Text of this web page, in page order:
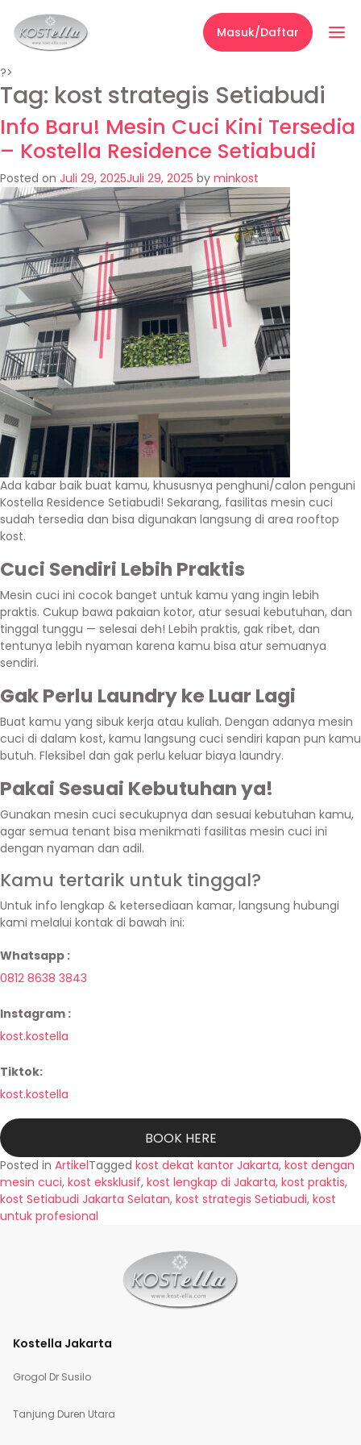
?>
Masuk/Daftar
Tag: kost strategis Setiabudi
Info Baru! Mesin Cuci Kini Tersedia
– Kostella Residence Setiabudi
Posted on Juli 29, 2025Juli 29, 2025 by minkost
Ada kabar baik buat kamu, khususnya penghuni/calon penguni
Kostella Residence Setiabudi! Sekarang, fasilitas mesin cuci
sudah tersedia dan bisa digunakan langsung di area rooftop
kost.
Cuci Sendiri Lebih Praktis
Mesin cuci ini cocok banget untuk kamu yang ingin lebih
praktis. Cukup bawa pakaian kotor, atur sesuai kebutuhan, dan
tinggal tunggu — selesai deh! Lebih praktis, gak ribet, dan
tentunya lebih nyaman karena kamu bisa atur semuanya
sendiri.
Gak Perlu Laundry ke Luar Lagi
Buat kamu yang sibuk kerja atau kuliah. Dengan adanya mesin
cuci di dalam kost, kamu langsung cuci sendiri kapan pun kamu
butuh. Fleksibel dan gak perlu keluar biaya laundry.
Pakai Sesuai Kebutuhan ya!
Gunakan mesin cuci secukupnya dan sesuai kebutuhan kamu,
agar semua tenant bisa menikmati fasilitas mesin cuci ini
dengan nyaman dan adil.
Kamu tertarik untuk tinggal?
Untuk info lengkap & ketersediaan kamar, langsung hubungi
kami melalui kontak di bawah ini:
Whatsapp :
0812 8638 3843
Instagram :
kost.kostella
Tiktok:
kost.kostella
BOOK HERE
Posted in ArtikelTagged kost dekat kantor Jakarta, kost dengan
mesin cuci, kost eksklusif, kost lengkap di Jakarta, kost praktis,
kost Setiabudi Jakarta Selatan, kost strategis Setiabudi, kost
untuk profesional
Kostella Jakarta
Grogol Dr Susilo
Tanjung Duren Utara